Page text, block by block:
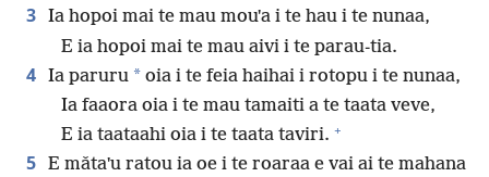
3 Ia hopoi mai te mau mouˈa i te hau i te nunaa,
E ia hopoi mai te mau aivi i te parau-tia.
4 Ia paruru * oia i te feia haihai i rotopu i te nunaa,
Ia faaora oia i te mau tamaiti a te taata veve,
E ia taataahi oia i te taata taviri. +
5 E mǎtaˈu ratou ia oe i te roaraa e vai ai te mahana